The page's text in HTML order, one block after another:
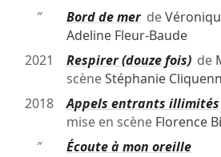
″
Bord de merde
Adeline Fleur-Baude
2021
Respirer (douze fois)de
scèneStéphanie
2018
Appels entrants illimités
mise en scène Florence
″
Écoute à mon oreille